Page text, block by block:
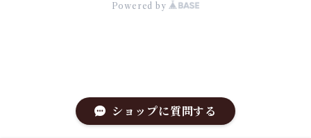
ショップに質問する
Powered by